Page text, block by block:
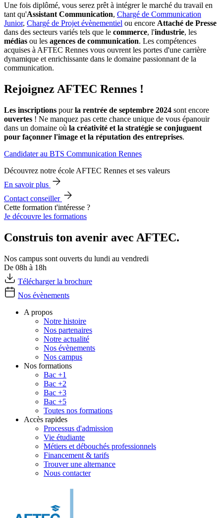
Une fois diplômé, vous serez prêt à intégrer le marché du travail en
tant qu'Assistant Communication, Chargé de Communication
Junior, Chargé de Projet évènementiel ou encore Attaché de Presse
dans des secteurs variés tels que le commerce, l'industrie, les
médias ou les agences de communication. Les compétences
acquises à AFTEC Rennes vous ouvrent les portes d'une carrière
dynamique et enrichissante dans le domaine passionnant de la
communication.
Rejoignez AFTEC Rennes !
Les inscriptions pourla rentrée de septembre 2024 sont encore
ouvertes ! Ne manquez pas cette chance unique de vous épanouir
dans un domaine où la créativité et la stratégie se conjuguent
pour façonner l'image et la réputation des entreprises.
Candidater au BTS Communication Rennes
Découvrez notre école AFTEC Rennes et ses valeurs
En savoir plus
Contact conseiller
Cette formation t'intéresse ?
Je découvre les formations
Construis ton avenir avec AFTEC.
Nos campus sont ouverts du lundi au vendredi
De 08h à 18h
Télécharger la brochure
Nos évènements
A propos
Notre histoire
Nos partenaires
Notre actualité
Nos évènements
Nos campus
Nos formations
Bac +1
Bac +2
Bac +3
Bac +5
Toutes nos formations
Accès rapides
Processus d'admission
Vie étudiante
Métiers et débouchés professionnels
Financement & tarifs
Trouver une alternance
Nous contacter